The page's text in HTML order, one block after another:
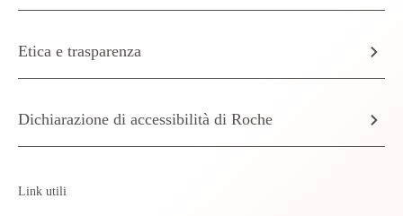
Etica e trasparenza
Dichiarazione di accessibilità di Roche
Link utili